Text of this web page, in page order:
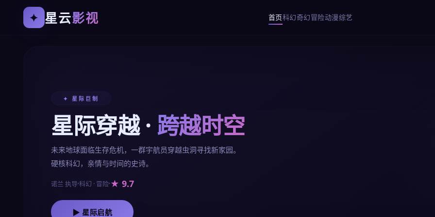
✦ 星云影视 首页科幻奇幻冒险动漫综艺
✦ 星际巨制
星际穿越 · 跨越时空
未来地球面临生存危机，一群宇航员穿越虫洞寻找新家园。
硬核科幻，亲情与时间的史诗。
诺兰 执导科幻 · 冒险 ★ 9.7
▶ 星际启航